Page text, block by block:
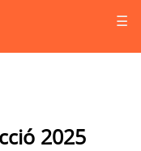
☰
2025